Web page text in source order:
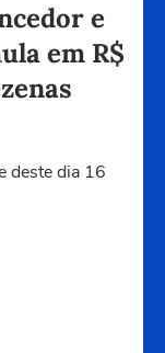
e
em R$
deste dia 16